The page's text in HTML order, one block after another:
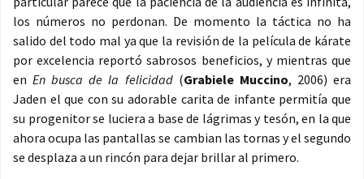
los números no perdonan. De momento la táctica no ha
salido del todo mal ya que la revisión de la película de kárate
por excelencia reportó sabrosos beneficios, y mientras que
enEn busca de la felicidad(Grabiele Muccino, 2006) era
Jaden el que con su adorable carita de infante permitía que
su progenitor se luciera a base de lágrimas y tesón, en la que
ahora ocupa las pantallas se cambian las tornas y el segundo
se desplaza a un rincón para dejar brillar al primero.